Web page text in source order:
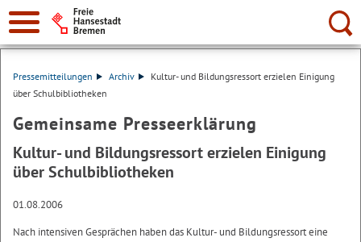
Suche:
Pressemitteilungen Archiv
Kultur- und Bildungsressort erzielen Einigung
über Schulbibliotheken
Gemeinsame Presseerklärung
Kultur- und Bildungsressort erzielen Einigung
über Schulbibliotheken
01.08.2006
Nach intensiven Gesprächen haben das Kultur- und Bildungsressort eine